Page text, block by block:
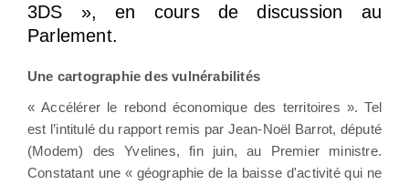
3DS », en cours de discussion au
Parlement.
Une cartographie des vulnérabilités
« Accélérer le rebond économique des territoires ». Tel
est l’intitulé du rapport remis par Jean-Noël Barrot, député
(Modem) des Yvelines, fin juin, au Premier ministre.
Constatant une « géographie de la baisse d'activité qui ne